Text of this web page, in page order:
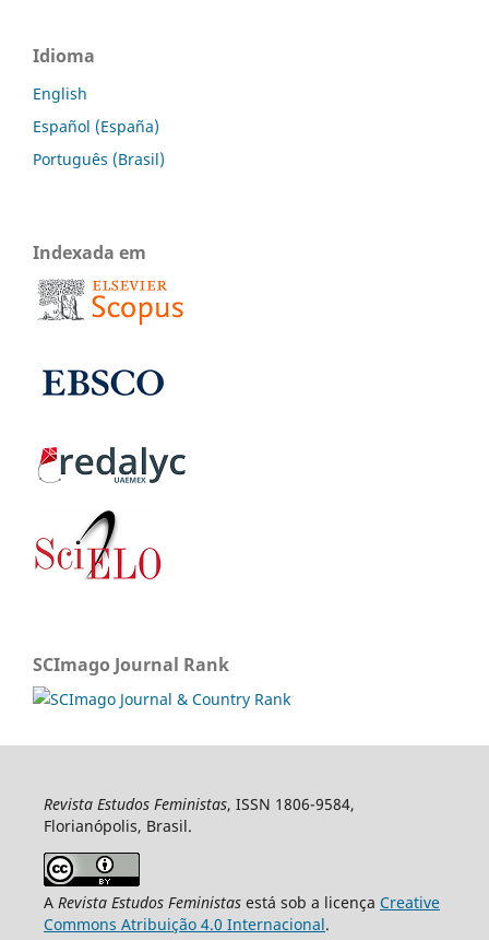
Idioma
English
Español (España)
Português (Brasil)
Indexada em
SCImago Journal Rank
Revista Estudos Feministas, ISSN 1806-9584,
Florianópolis, Brasil.
A Revista Estudos Feministasestá sob a licença Creative
Commons Atribuição 4.0 Internacional.